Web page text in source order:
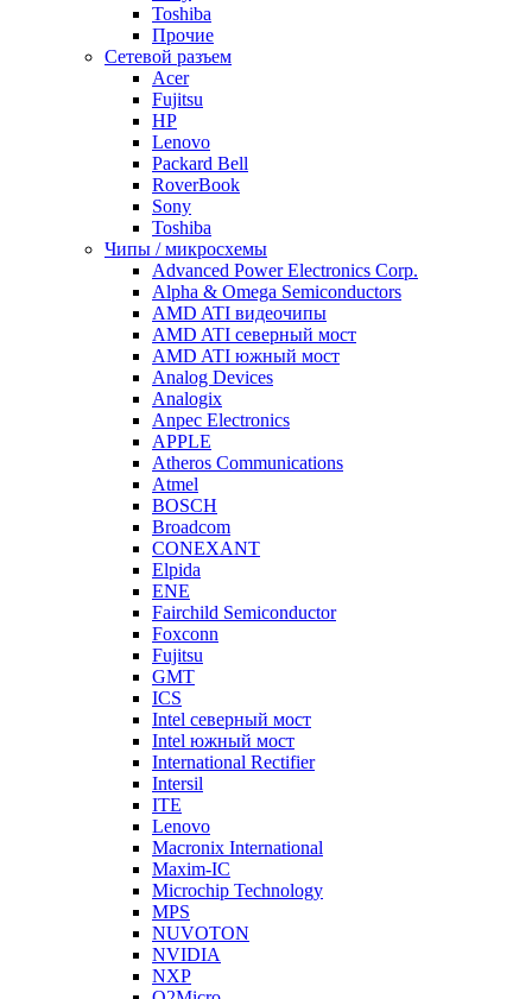
Toshiba
Прочие
Сетевой разъем
Acer
Fujitsu
HP
Lenovo
Packard Bell
RoverBook
Sony
Toshiba
Чипы / микросхемы
Advanced Power Electronics Corp.
Alpha & Omega Semiconductors
AMD ATI видеочипы
AMD ATI северный мост
AMD ATI южный мост
Analog Devices
Analogix
Anpec Electronics
APPLE
Atheros Communications
Atmel
BOSCH
Broadcom
CONEXANT
Elpida
ENE
Fairchild Semiconductor
Foxconn
Fujitsu
GMT
ICS
Intel северный мост
Intel южный мост
International Rectifier
Intersil
ITE
Lenovo
Macronix International
Maxim-IC
Microchip Technology
MPS
NUVOTON
NVIDIA
NXP